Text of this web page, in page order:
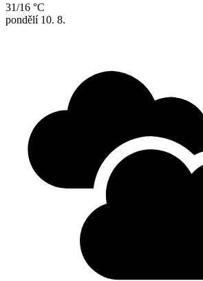
31/16 °C
pondělí 10. 8.